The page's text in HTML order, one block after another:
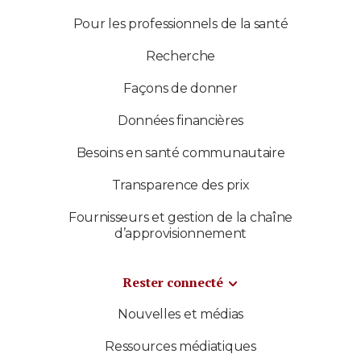
Pour les professionnels de la santé
Recherche
Façons de donner
Données financières
Besoins en santé communautaire
Transparence des prix
Fournisseurs et gestion de la chaîne
d’approvisionnement
Rester connecté
Nouvelles et médias
Ressources médiatiques